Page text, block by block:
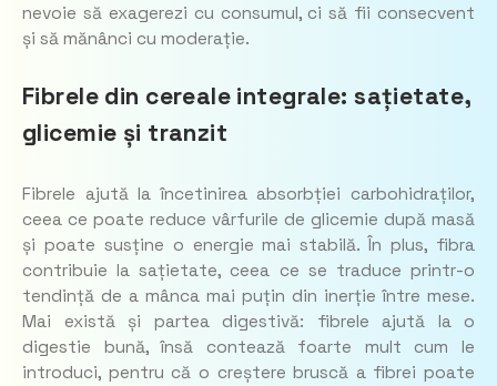
nevoie să exagerezi cu consumul, ci să fii consecvent
și să mănânci cu moderație.
Fibrele din cereale integrale: sațietate,
glicemie și tranzit
Fibrele ajută la încetinirea absorbției carbohidraților,
ceea ce poate reduce vârfurile de glicemie după masă
și poate susține o energie mai stabilă. În plus, fibra
contribuie la sațietate, ceea ce se traduce printr-o
tendință de a mânca mai puțin din inerție între mese.
Mai există și partea digestivă: fibrele ajută la o
digestie bună, însă contează foarte mult cum le
introduci, pentru că o creștere bruscă a fibrei poate